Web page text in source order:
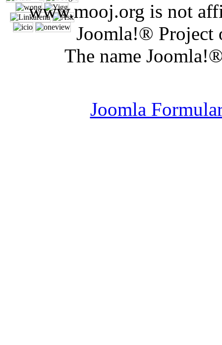
www.mooj.org is not
Joomla!® Project
The name
Joomla